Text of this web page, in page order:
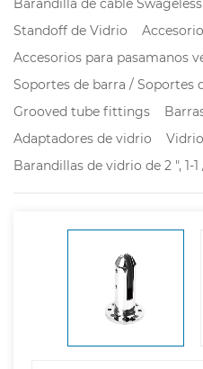
Standoff de Vidrio
Accesorios para pasamanos
Soportes de barra / Soportes
Grooved tube fittings
Adaptadores de vidrio
Vidrio
Barandillas de vidrio de 2 ", 1-1